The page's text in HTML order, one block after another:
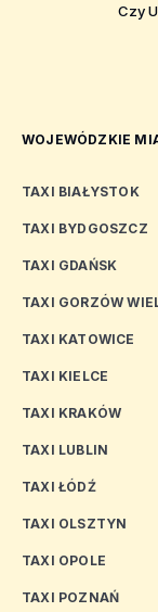
Czy
WOJEWÓDZKIE
TAXI BIAŁYSTOK
TAXI BYDGOSZCZ
TAXI GDAŃSK
TAXI GORZÓW
TAXI KATOWICE
TAXI KIELCE
TAXI KRAKÓW
TAXI LUBLIN
TAXI ŁÓDŹ
TAXI OLSZTYN
TAXI OPOLE
TAXI POZNAŃ